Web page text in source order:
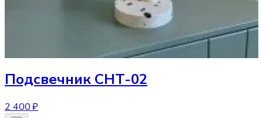
Подсвечник CHT-02
2 400 ₽